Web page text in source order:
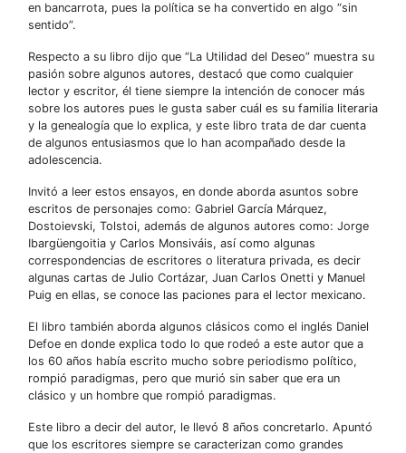
en bancarrota, pues la política se ha convertido en algo “sin
sentido”.
Respecto a su libro dijo que “La Utilidad del Deseo” muestra su
pasión sobre algunos autores, destacó que como cualquier
lector y escritor, él tiene siempre la intención de conocer más
sobre los autores pues le gusta saber cuál es su familia literaria
y la genealogía que lo explica, y este libro trata de dar cuenta
de algunos entusiasmos que lo han acompañado desde la
adolescencia.
Invitó a leer estos ensayos, en donde aborda asuntos sobre
escritos de personajes como: Gabriel García Márquez,
Dostoievski, Tolstoi, además de algunos autores como: Jorge
Ibargüengoitia y Carlos Monsiváis, así como algunas
correspondencias de escritores o literatura privada, es decir
algunas cartas de Julio Cortázar, Juan Carlos Onetti y Manuel
Puig en ellas, se conoce las paciones para el lector mexicano.
El libro también aborda algunos clásicos como el inglés Daniel
Defoe en donde explica todo lo que rodeó a este autor que a
los 60 años había escrito mucho sobre periodismo político,
rompió paradigmas, pero que murió sin saber que era un
clásico y un hombre que rompió paradigmas.
Este libro a decir del autor, le llevó 8 años concretarlo. Apuntó
que los escritores siempre se caracterizan como grandes